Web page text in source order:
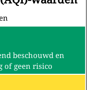
beschouwd en
geen risico